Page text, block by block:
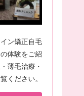
ン矯正自毛
体験をご紹
薄毛治療・
ください。